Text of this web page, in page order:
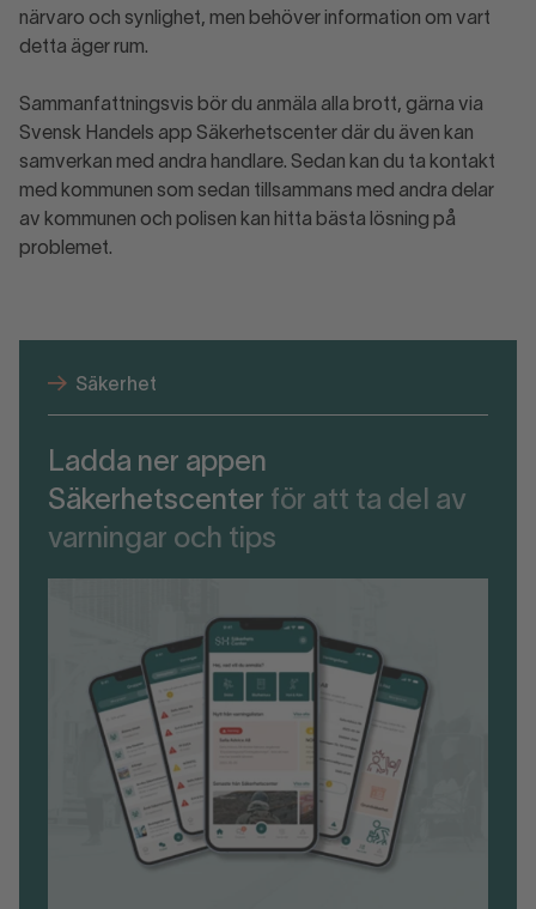
närvaro och synlighet, men behöver information om vart
detta äger rum.
Sammanfattningsvis bör du anmäla alla brott, gärna via
Svensk Handels app Säkerhetscenter där du även kan
samverkan med andra handlare. Sedan kan du ta kontakt
med kommunen som sedan tillsammans med andra delar
av kommunen och polisen kan hitta bästa lösning på
problemet.
Säkerhet
Ladda ner appen
Säkerhetscenter för att ta del av
varningar och tips